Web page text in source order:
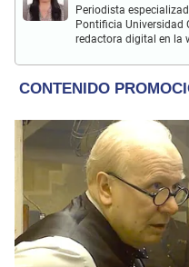
Periodista
Pontificia Universidad
redactora digital en la
sociales y nuevas